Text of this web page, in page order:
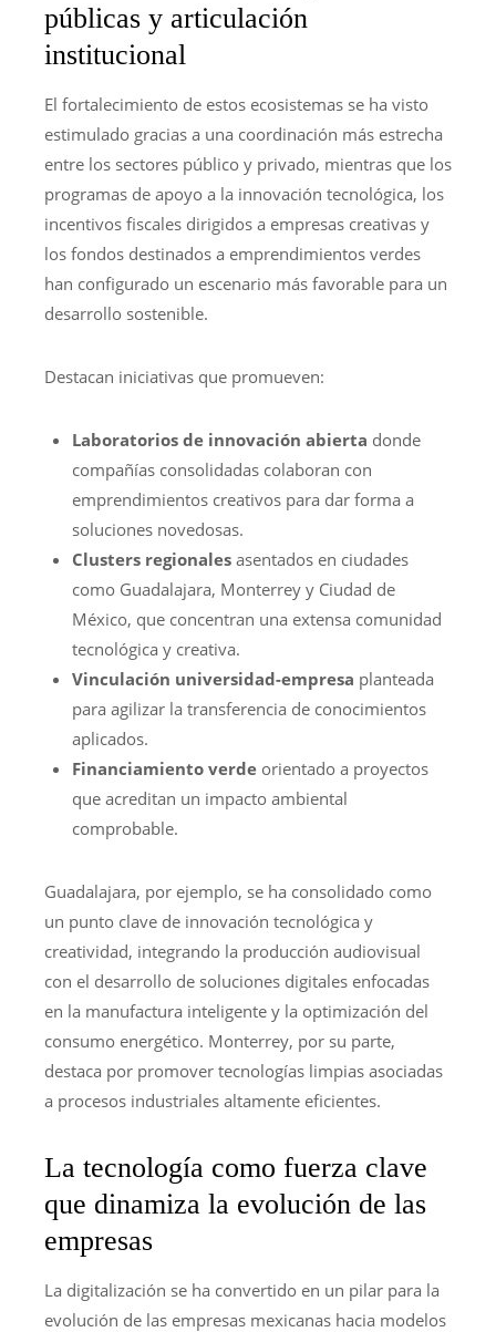
públicas y articulación
institucional
El fortalecimiento de estos ecosistemas se ha visto
estimulado gracias a una coordinación más estrecha
entre los sectores público y privado, mientras que los
programas de apoyo a la innovación tecnológica, los
incentivos fiscales dirigidos a empresas creativas y
los fondos destinados a emprendimientos verdes
han configurado un escenario más favorable para un
desarrollo sostenible.
Destacan iniciativas que promueven:
Laboratorios de innovación abierta donde
compañías consolidadas colaboran con
emprendimientos creativos para dar forma a
soluciones novedosas.
Clusters regionales asentados en ciudades
como Guadalajara, Monterrey y Ciudad de
México, que concentran una extensa comunidad
tecnológica y creativa.
Vinculación universidad-empresa planteada
para agilizar la transferencia de conocimientos
aplicados.
Financiamiento verde orientado a proyectos
que acreditan un impacto ambiental
comprobable.
Guadalajara, por ejemplo, se ha consolidado como
un punto clave de innovación tecnológica y
creatividad, integrando la producción audiovisual
con el desarrollo de soluciones digitales enfocadas
en la manufactura inteligente y la optimización del
consumo energético. Monterrey, por su parte,
destaca por promover tecnologías limpias asociadas
a procesos industriales altamente eficientes.
La tecnología como fuerza clave
que dinamiza la evolución de las
empresas
La digitalización se ha convertido en un pilar para la
evolución de las empresas mexicanas hacia modelos